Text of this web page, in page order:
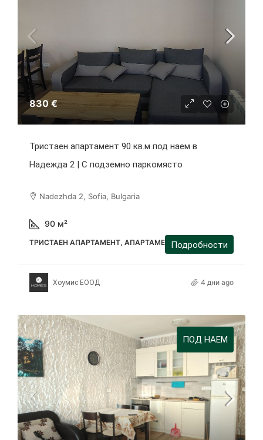
830 €
Тристаен апартамент 90 кв.м под наем в
Надежда 2 | С подземно паркомясто
Nadezhda 2, Sofia, Bulgaria
90 м²
ТРИСТАЕН АПАРТАМЕНТ, АПАРТАМЕНТПодробности
Хоумис ЕООД 4 дни ago
ПОД НАЕМ